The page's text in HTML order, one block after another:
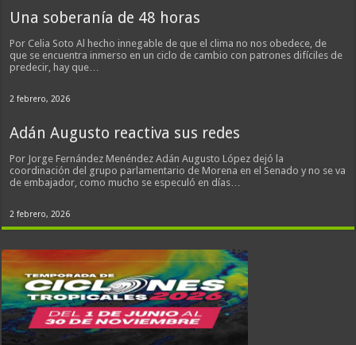
Una soberanía de 48 horas
Por Celia Soto Al hecho innegable de que el clima no nos obedece, de
que se encuentra inmerso en un ciclo de cambio con patrones difíciles de
predecir, hay que…
2 febrero, 2026
Adán Augusto reactiva sus redes
Por Jorge Fernández Menéndez Adán Augusto López dejó la
coordinación del grupo parlamentario de Morena en el Senado y no se va
de embajador, como mucho se especuló en días…
2 febrero, 2026